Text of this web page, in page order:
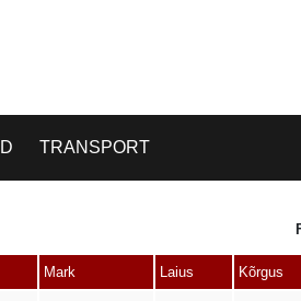
TRANSPORT
Mark Laius Kõrgus